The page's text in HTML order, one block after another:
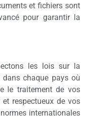
et fichiers sont
pour garantir la
les lois sur la
chaque pays où
le traitement de vos
respectueux de vos
internationales